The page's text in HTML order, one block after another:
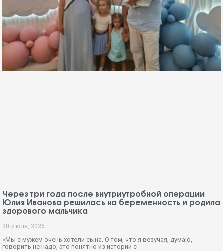
Через три года после внутриутробной операции
Юлия Иванова решилась на беременность и родила
здорового мальчика
30 июля, 2026
«Мы с мужем очень хотели сына. О том, что я везучая, думаю,
говорить не надо, это понятно из истории с